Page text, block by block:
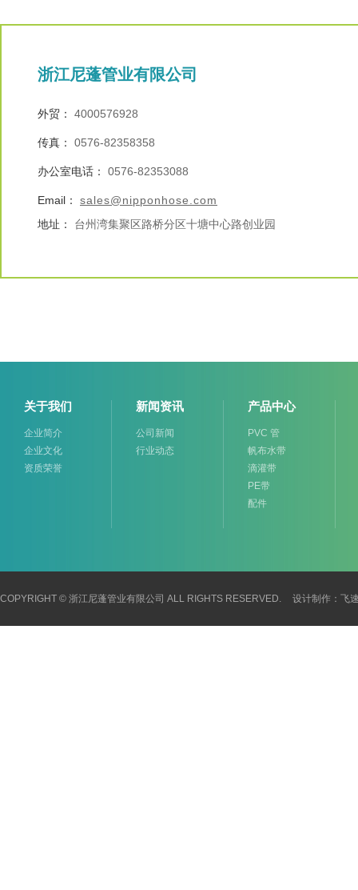
浙江尼蓬管业有限公司
外贸： 4000576928
传真： 0576-82358358
办公室电话： 0576-82353088
Email：
sales@nipponhose.com
地址：
台州湾集聚区路桥分区十塘中心路创业园
关于我们
企业简介
企业文化
资质荣誉
新闻资讯
公司新闻
行业动态
产品中心
PVC 管
帆布水带
滴灌带
PE带
配件
COPYRIGHT © 浙江尼蓬管业有限公司 ALL RIGHTS RESERVED. 设计制作： 飞